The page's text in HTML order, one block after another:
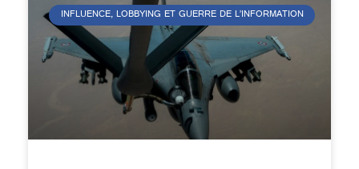
INFLUENCE, LOBBYING ET GUERRE DE L’INFORMATION